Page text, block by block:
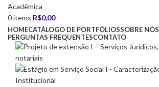
0items R$0,00
HOMECATÁLOGO DE PORTFÓLIOSSOBRE NÓS
PERGUNTAS FREQUENTESCONTATO